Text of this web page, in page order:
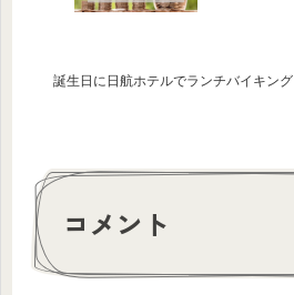
誕生日に日航ホテルでランチバイキング
コメント